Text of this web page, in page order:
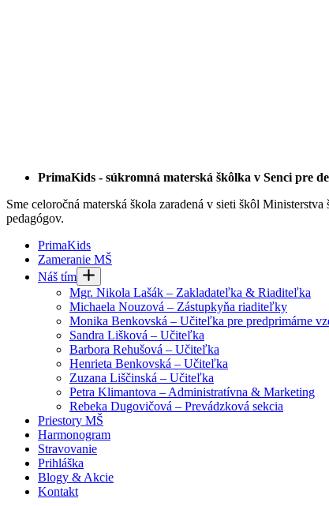
PrimaKids - súkromná materská škôlka v Senci pre
Sme celoročná materská škola zaradená v sieti škôl
pedagógov.
PrimaKids
Zameranie MŠ
Náš tím
Mgr. Nikola Lašák – Zakladateľka & Riaditeľka
Michaela Nouzová – Zástupkyňa riaditeľky
Monika Benkovská – Učiteľka pre predprimárne
Sandra Lišková – Učiteľka
Barbora Rehušová – Učiteľka
Henrieta Benkovská – Učiteľka
Zuzana Liščinská – Učiteľka
Petra Klimantova – Administratívna & Marketing
Rebeka Dugovičová – Prevádzková sekcia
Priestory MŠ
Harmonogram
Stravovanie
Prihláška
Blogy & Akcie
Kontakt